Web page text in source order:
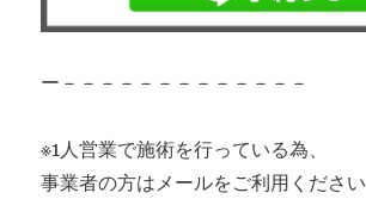
ー－－－－－－－－－－－－－
※1人営業で施術を行っている為、
事業者の方はメールをご利用ください